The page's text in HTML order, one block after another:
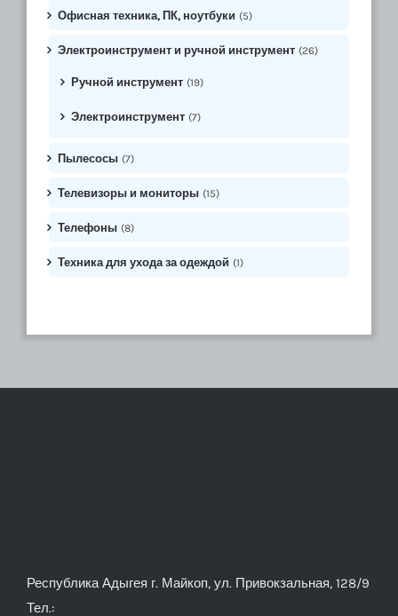
Офисная техника, ПК, ноутбуки (5)
Электроинструмент и ручной инструмент (26)
Ручной инструмент (19)
Электроинструмент (7)
Пылесосы (7)
Телевизоры и мониторы (15)
Телефоны (8)
Техника для ухода за одеждой (1)
Республика Адыгея г. Майкоп, ул. Привокзальная, 128/9
Тел.: